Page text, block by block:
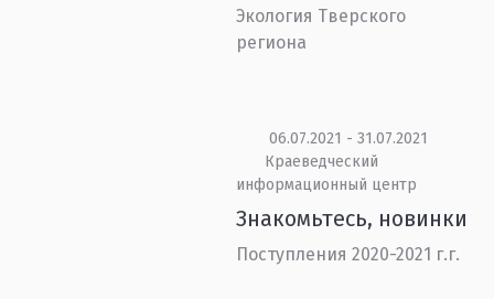
Экология Тверского
региона
06.07.2021 - 31.07.2021
Краеведческий
информационный центр
Знакомьтесь, новинки
Поступления 2020-2021 г.г.